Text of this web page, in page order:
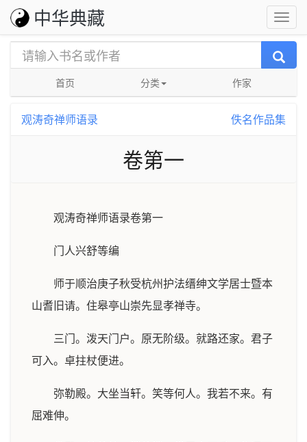
中华典藏
首页 分类 作家
观涛奇禅师语录 佚名作品集
卷第一
观涛奇禅师语录卷第一
门人兴舒等编
师于顺治庚子秋受杭州护法缙绅文学居士暨本
山耆旧请。住皋亭山崇先显孝禅寺。
三门。泼天门户。原无阶级。就路还家。君子
可入。卓拄杖便进。
弥勒殿。大坐当轩。笑等何人。我若不来。有
屈难伸。